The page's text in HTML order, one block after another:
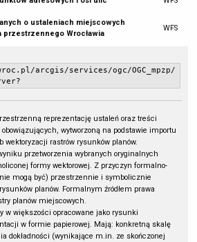
o ustaleniach miejscowych
Wrocławia
WFS
arcgis/services/ogc/OGC_mpzp/
reprezentację ustaleń oraz treści
wytworzoną na podstawie importu
wektoryzacji rastrów rysunków planów.
przetworzenia wybranych oryginalnych
formy wektorowej. Z przyczyn formalno-
mogą być) przestrzennie i symbolicznie
planów. Formalnym źródłem prawa
planów miejscowych.
w większości opracowane jako rysunki
w formie papierowej. Mają: konkretną skalę
dokładności (wynikające m.in. ze skończonej